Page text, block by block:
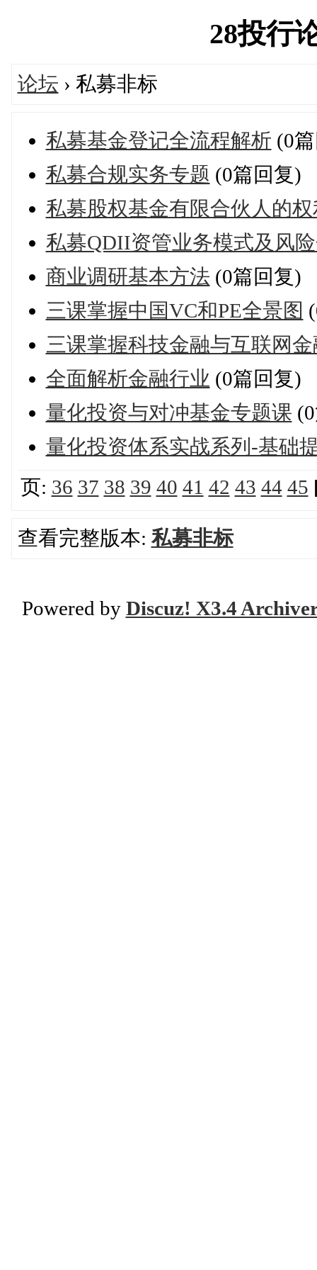
28投行
论坛 › 私募非标
私募基金登记全流程解析 (0
私募合规实务专题 (0篇回复)
私募股权基金有限合伙人的
私募QDII资管业务模式及风
商业调研基本方法 (0篇回复)
三课掌握中国VC和PE全景图
三课掌握科技金融与互联网
全面解析金融行业 (0篇回复)
量化投资与对冲基金专题课
量化投资体系实战系列-基础
页: 36 37 38 39 40 41 42 43 44 45
查看完整版本:私募非标
Powered by Discuz! X3.4